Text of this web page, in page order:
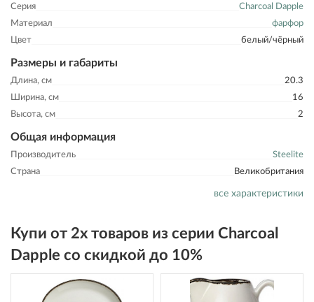
Серия
Charcoal Dapple
Материал
фарфор
Цвет
белый/чёрный
Размеры и габариты
Длина, см
20.3
Ширина, см
16
Высота, см
2
Общая информация
Производитель
Steelite
Страна
Великобритания
все характеристики
Купи от 2х товаров из серии Charcoal
Dapple со скидкой до 10%